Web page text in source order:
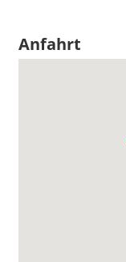
Anfahrt